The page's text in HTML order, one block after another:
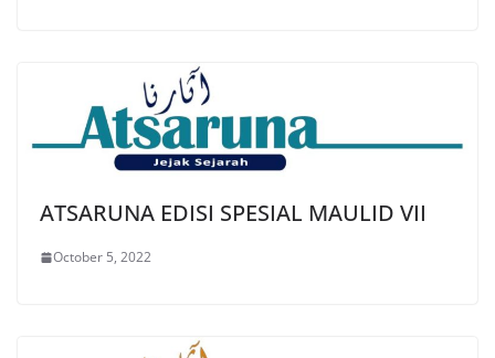
ATSARUNA EDISI SPESIAL MAULID VII
October 5, 2022